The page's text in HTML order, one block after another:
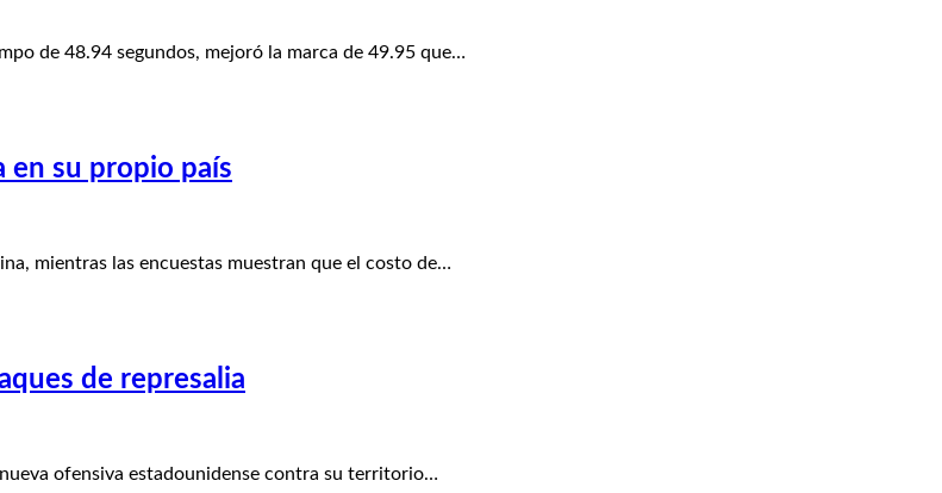
de 48.94 segundos, mejoró la marca de 49.95 que…
en su propio país
mientras las encuestas muestran que el costo de…
de represalia
ofensiva estadounidense contra su territorio…